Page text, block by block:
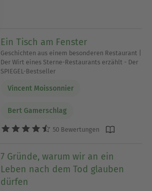
Ein Tisch am Fenster
Geschichten aus einem besonderen Restaurant |
Der Wirt eines Sterne-Restaurants erzählt - Der
SPIEGEL-Bestseller
Vincent Moissonnier
Bert Gamerschlag
50 Bewertungen
7 Gründe, warum wir an ein
Leben nach dem Tod glauben
dürfen